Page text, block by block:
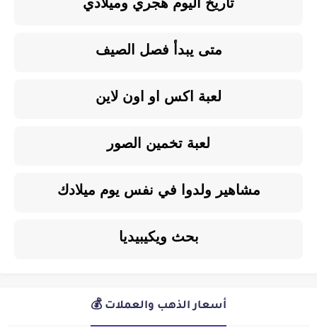
متى يبدأ فصل الصيف
لعبة اكس او اون لاين
لعبة تخمين الصور
مشاهير ولدوا في نفس يوم ميلادك
بحث ويكيبيديا
أسعار الذهب والعملات 💰